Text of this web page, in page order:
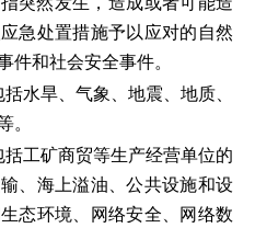
急处置措施予以应对的自然
件和社会安全事件。
水旱、气象、地震、地质、
。
括工矿商贸等生产经营单位的
、海上溢油、公共设施和设
态环境、网络安全、网络数